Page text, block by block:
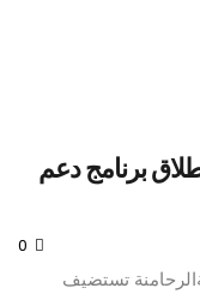
برنامج دعم
تستضيف